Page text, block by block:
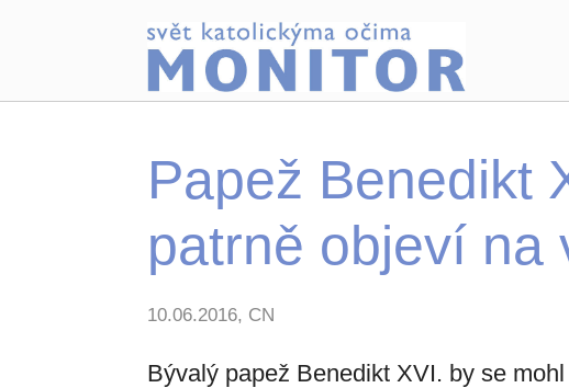
Papež Benedikt
patrně objeví na
10.06.2016, CN
Bývalý papež Benedikt XVI. by se